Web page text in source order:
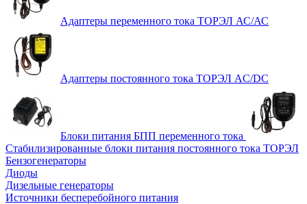
Адаптеры переменного тока ТОРЭЛ АС/АС
Адаптеры постоянного тока ТОРЭЛ AC/DC
Блоки питания БПП переменного тока
Стабилизированные блоки питания постоянного тока ТОРЭЛ
Бензогенераторы
Диоды
Дизельные генераторы
Источники бесперебойного питания